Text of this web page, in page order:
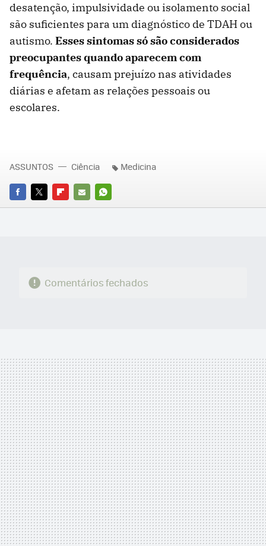
desatenção, impulsividade ou isolamento social
são suficientes para um diagnóstico de TDAH ou
autismo. Esses sintomas só são considerados
preocupantes quando aparecem com
frequência, causam prejuízo nas atividades
diárias e afetam as relações pessoais ou
escolares.
FACEBOOK
TWITTERFLIPBOARD
E-
WHATSAPP
ASSUNTOS Ciência Medicina
Comentários fechados